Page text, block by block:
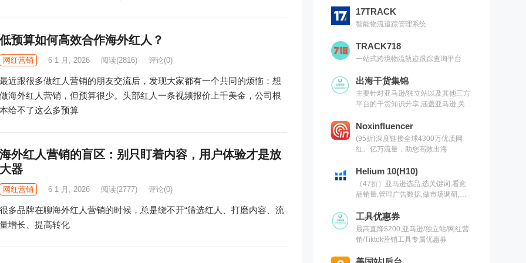
低预算如何高效合作海外红人？
网红营销 6 1 月, 2026 阅读(2816) 评论(0)
最近跟很多做红人营销的朋友交流后，发现大家都有一个共同的烦恼：想
做海外红人营销，但预算很少。头部红人一条视频报价上千美金，公司根
本给不了这么多预算
海外红人营销的盲区：别只盯着内容，用户体验才是放
大器
网红营销 6 1 月, 2026 阅读(2777) 评论(0)
很多品牌在聊海外红人营销的时候，总是绕不开“筛选红人、打磨内容、流
量增长、提高转化
17TRACK
智能物流追踪管理系统
TRACK718
一站式跨境物流轨迹跟踪查询平台
出海干货集锦
主要针对亚马逊/独立站以及其他三方
平台的干货知识分享,涵盖亚马逊,关键
具以及出海干货集锦,欢迎关注
Noxinfluencer
(95折)深度链接全球4300万优质网
红、亿万流量，助您高效出海
Helium 10(H10)
（47折）亚马逊选品,选关键词,看竞
品销量,管理广告数据,做市场调研,有
工具优惠券
最高直降$200,亚马逊/独立站/网红营
销/Tiktok营销工具专属优惠券